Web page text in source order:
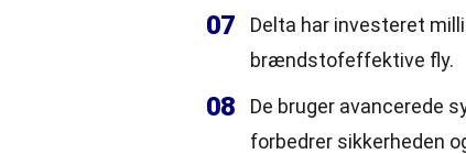
07
Delta har investeret
brændstofeffektive fly.
08
De bruger avancerede
forbedrer sikkerheden